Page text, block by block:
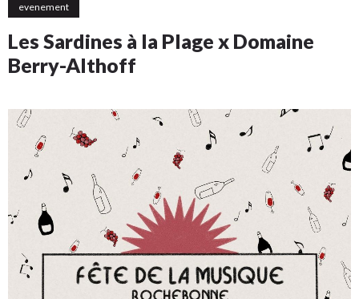
evenement
Les Sardines à la Plage x Domaine
Berry-Althoff